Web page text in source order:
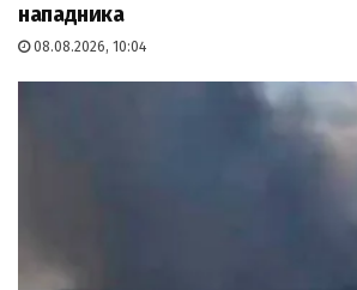
нападника
08.08.2026, 10:04